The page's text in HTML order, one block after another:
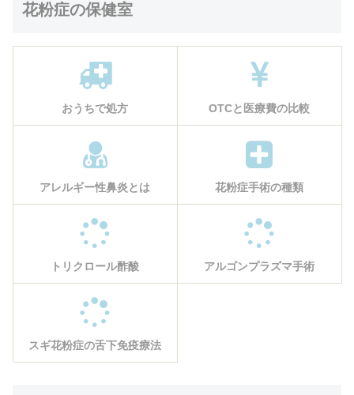
花粉症の保健室
おうちで処方 OTCと医療費の比較
アレルギー性鼻炎とは 花粉症手術の種類
トリクロール酢酸 アルゴンプラズマ手術
スギ花粉症の舌下免疫療法